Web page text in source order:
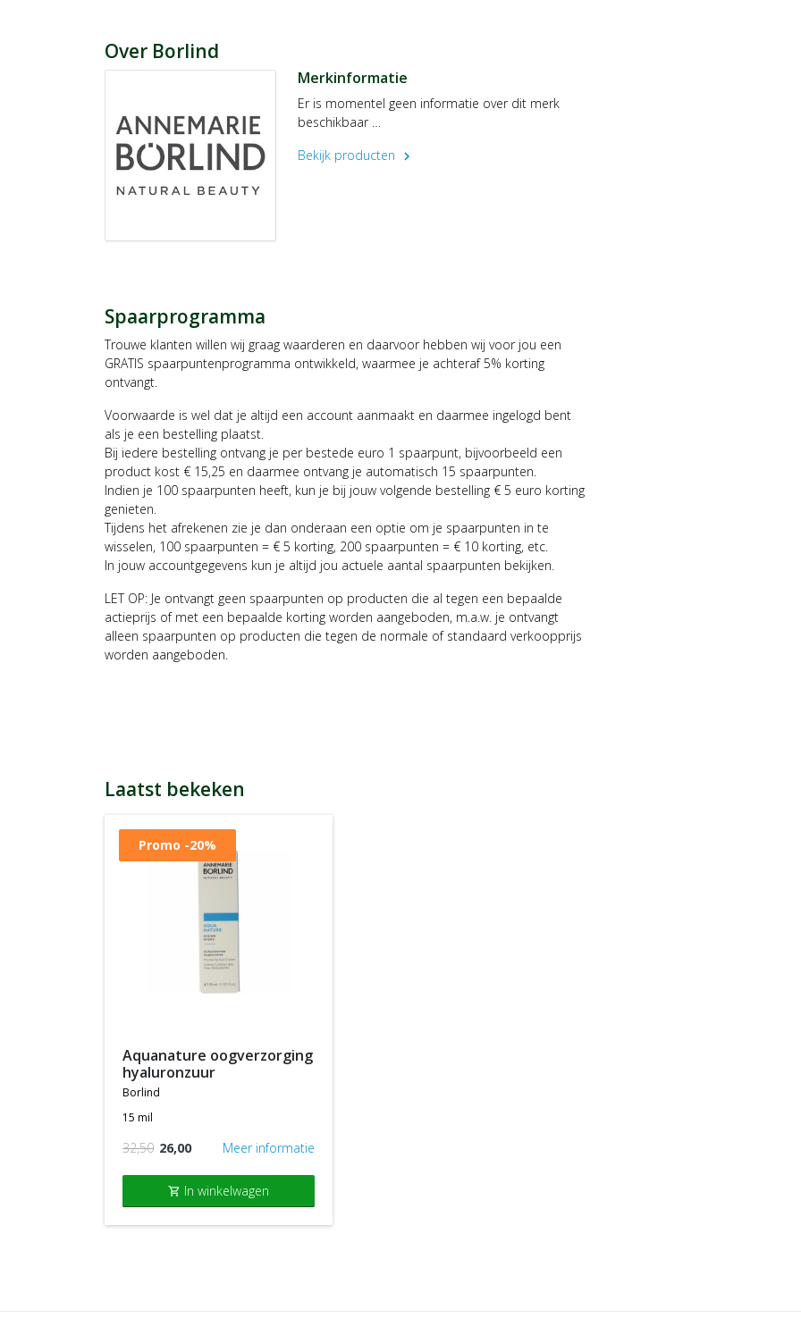
Over Borlind
Merkinformatie
Er is momentel geen informatie over dit merk
beschikbaar …
Bekijk producten
chevron_right
Spaarprogramma
Trouwe klanten willen wij graag waarderen en daarvoor hebben wij voor jou een
GRATIS spaarpuntenprogramma ontwikkeld, waarmee je achteraf 5% korting
ontvangt.
Voorwaarde is wel dat je altijd een account aanmaakt en daarmee ingelogd bent
als je een bestelling plaatst.
Bij iedere bestelling ontvang je per bestede euro 1 spaarpunt, bijvoorbeeld een
product kost € 15,25 en daarmee ontvang je automatisch 15 spaarpunten.
Indien je 100 spaarpunten heeft, kun je bij jouw volgende bestelling € 5 euro korting
genieten.
Tijdens het afrekenen zie je dan onderaan een optie om je spaarpunten in te
wisselen, 100 spaarpunten = € 5 korting, 200 spaarpunten = € 10 korting, etc.
In jouw accountgegevens kun je altijd jou actuele aantal spaarpunten bekijken.
LET OP: Je ontvangt geen spaarpunten op producten die al tegen een bepaalde
actieprijs of met een bepaalde korting worden aangeboden, m.a.w. je ontvangt
alleen spaarpunten op producten die tegen de normale of standaard verkoopprijs
worden aangeboden.
Laatst bekeken
Promo -20%
aquanature oogverzorging
hyaluronzuur
borlind
15 mil
32,50 26,00 Meer informatie
shopping_cart In winkelwagen